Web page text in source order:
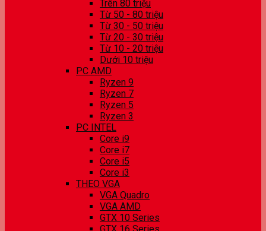
Trên 80 triệu
Từ 50 - 80 triệu
Từ 30 - 50 triệu
Từ 20 - 30 triệu
Từ 10 - 20 triệu
Dưới 10 triệu
PC AMD
Ryzen 9
Ryzen 7
Ryzen 5
Ryzen 3
PC INTEL
Core i9
Core i7
Core i5
Core i3
THEO VGA
VGA Quadro
VGA AMD
GTX 10 Series